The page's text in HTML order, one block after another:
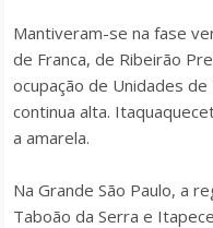
Mantiveram-se na fase
de Franca, de Ribeirão
ocupação de Unidades
continua alta.
a amarela.
Na Grande São Paulo, a
Taboão da Serra e